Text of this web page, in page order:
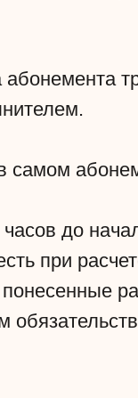
самом
до
при